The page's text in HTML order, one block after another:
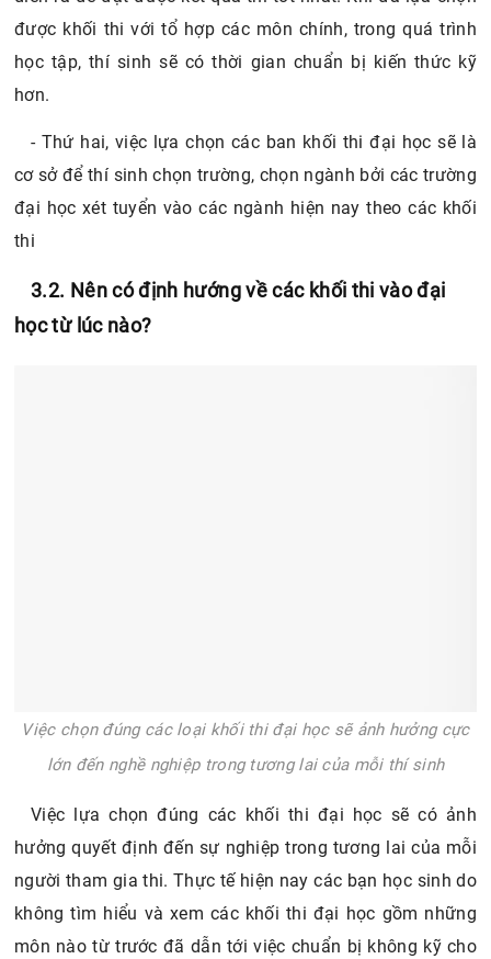
được khối thi với tổ hợp các môn chính, trong quá trình
học tập, thí sinh sẽ có thời gian chuẩn bị kiến thức kỹ
hơn.
- Thứ hai, việc lựa chọn các ban khối thi đại học sẽ là
cơ sở để thí sinh chọn trường, chọn ngành bởi các trường
đại học xét tuyển vào các ngành hiện nay theo các khối
thi
3.2. Nên có định hướng về các khối thi vào đại
học từ lúc nào?
Việc chọn đúng các loại khối thi đại học sẽ ảnh hưởng cực
lớn đến nghề nghiệp trong tương lai của mỗi thí sinh
Việc lựa chọn đúng các khối thi đại học sẽ có ảnh
hưởng quyết định đến sự nghiệp trong tương lai của mỗi
người tham gia thi. Thực tế hiện nay các bạn học sinh do
không tìm hiểu và xem các khối thi đại học gồm những
môn nào từ trước đã dẫn tới việc chuẩn bị không kỹ cho